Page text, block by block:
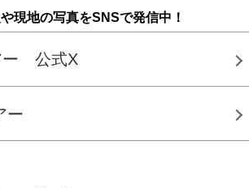
現地の写真をSNSで発信中！
ー 公式X
ー